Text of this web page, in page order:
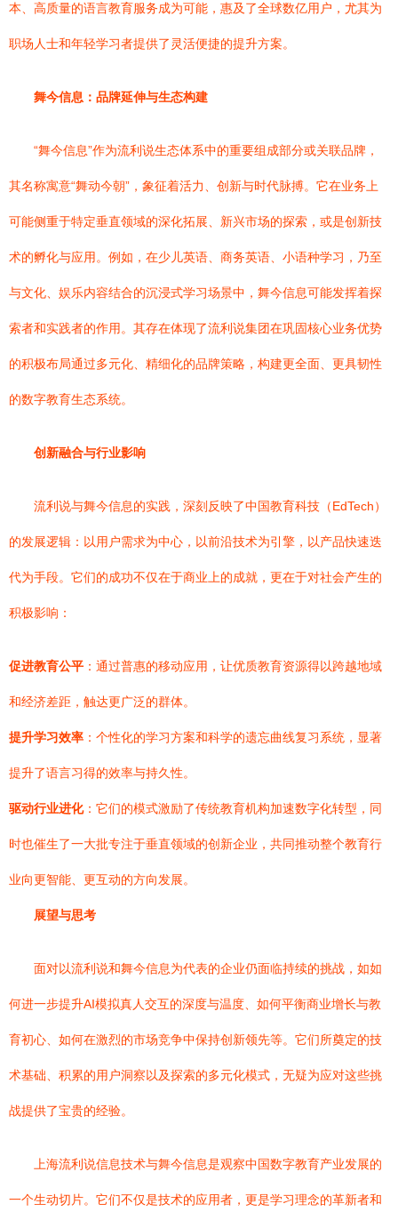
本、高质量的语言教育服务成为可能，惠及了全球数亿用户，尤其为
职场人士和年轻学习者提供了灵活便捷的提升方案。
舞今信息：品牌延伸与生态构建
“舞今信息”作为流利说生态体系中的重要组成部分或关联品牌，
其名称寓意“舞动今朝”，象征着活力、创新与时代脉搏。它在业务上
可能侧重于特定垂直领域的深化拓展、新兴市场的探索，或是创新技
术的孵化与应用。例如，在少儿英语、商务英语、小语种学习，乃至
与文化、娱乐内容结合的沉浸式学习场景中，舞今信息可能发挥着探
索者和实践者的作用。其存在体现了流利说集团在巩固核心业务优势
的积极布局通过多元化、精细化的品牌策略，构建更全面、更具韧性
的数字教育生态系统。
创新融合与行业影响
流利说与舞今信息的实践，深刻反映了中国教育科技（EdTech）
的发展逻辑：以用户需求为中心，以前沿技术为引擎，以产品快速迭
代为手段。它们的成功不仅在于商业上的成就，更在于对社会产生的
积极影响：
促进教育公平 ：通过普惠的移动应用，让优质教育资源得以跨越地域
和经济差距，触达更广泛的群体。
提升学习效率 ：个性化的学习方案和科学的遗忘曲线复习系统，显著
提升了语言习得的效率与持久性。
驱动行业进化：它们的模式激励了传统教育机构加速数字化转型，同
时也催生了一大批专注于垂直领域的创新企业，共同推动整个教育行
业向更智能、更互动的方向发展。
展望与思考
面对以流利说和舞今信息为代表的企业仍面临持续的挑战，如如
何进一步提升AI模拟真人交互的深度与温度、如何平衡商业增长与教
育初心、如何在激烈的市场竞争中保持创新领先等。它们所奠定的技
术基础、积累的用户洞察以及探索的多元化模式，无疑为应对这些挑
战提供了宝贵的经验。
上海流利说信息技术与舞今信息是观察中国数字教育产业发展的
一个生动切片。它们不仅是技术的应用者，更是学习理念的革新者和